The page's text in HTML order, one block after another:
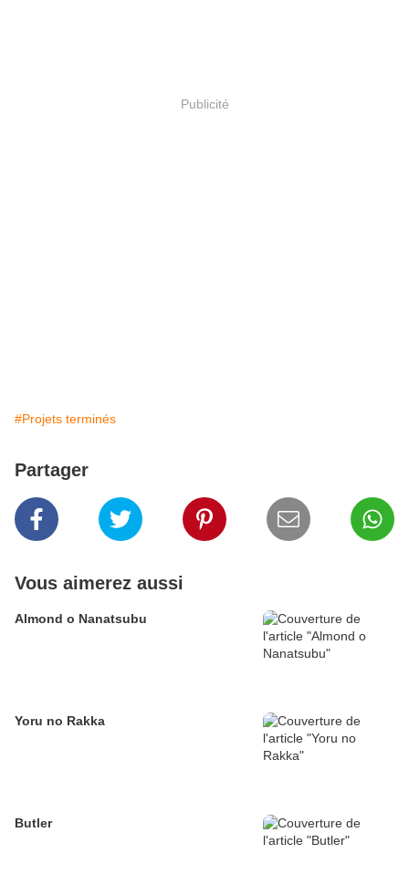
Publicité
#Projets terminés
Partager
Vous aimerez aussi
Almond o Nanatsubu
Yoru no Rakka
Butler